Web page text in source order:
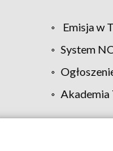
Emisja w
System
Akademia